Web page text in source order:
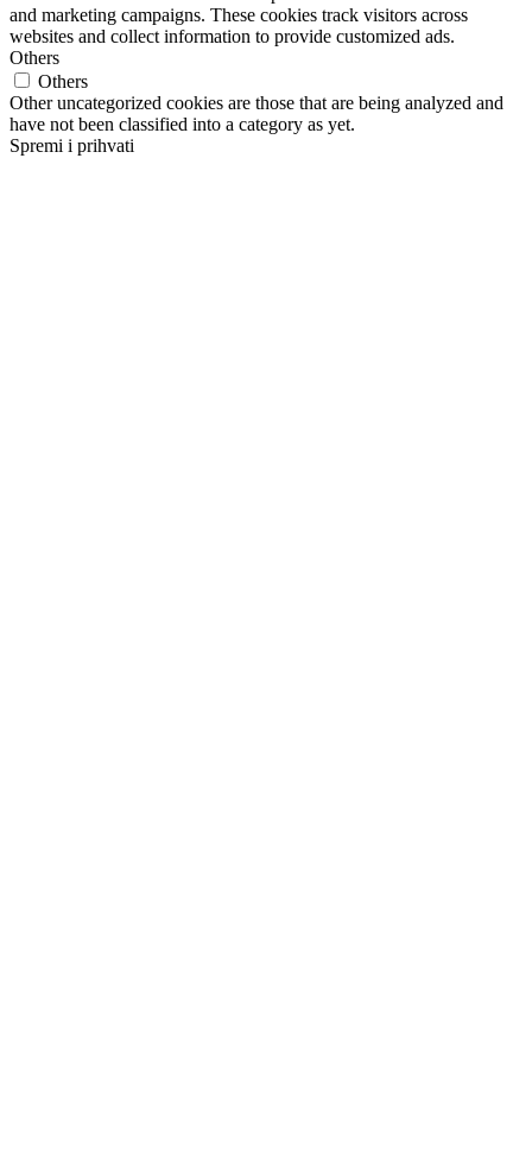
and marketing campaigns. These cookies track visitors across
websites and collect information to provide customized ads.
Others
Others
Other uncategorized cookies are those that are being analyzed and
have not been classified into a category as yet.
Spremi i prihvati